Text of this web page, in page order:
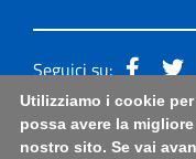
Seguici su:
Accessibilità: form
questa pagina|Note
Utilizziamo i cookie
possa avere la
nostro sito. Se vai